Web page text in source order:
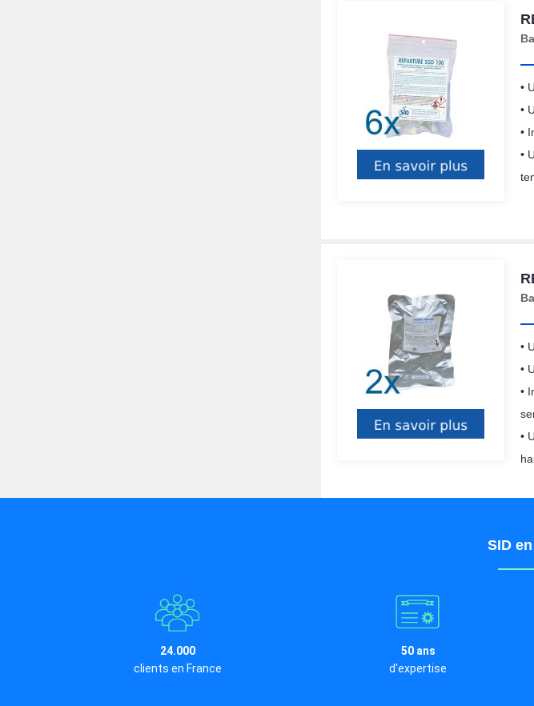
•
•
•
•
•
•
•
•
SID
24.000
clients en France
50 ans
d'expertise